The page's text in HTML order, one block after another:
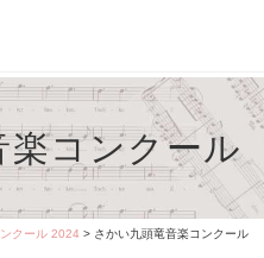
コンクール
クール 2024 > さかい九頭竜音楽コンクール